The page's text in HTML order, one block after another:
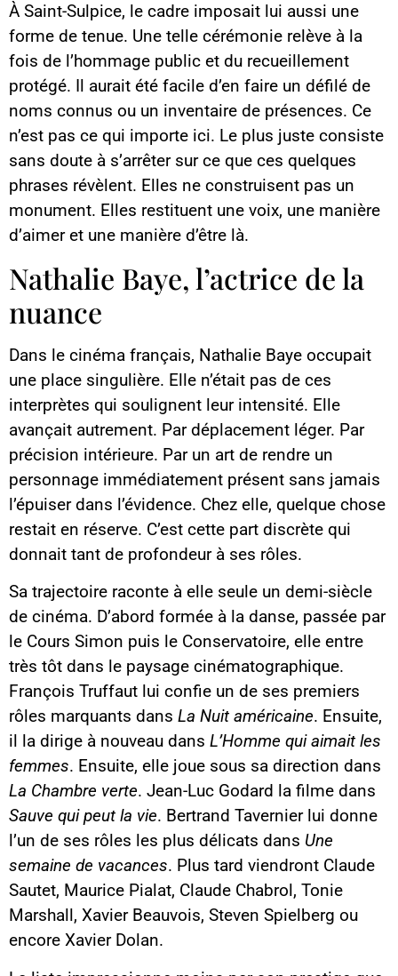
À Saint-Sulpice, le cadre imposait lui aussi une
forme de tenue. Une telle cérémonie relève à la
fois de l’hommage public et du recueillement
protégé. Il aurait été facile d’en faire un défilé de
noms connus ou un inventaire de présences. Ce
n’est pas ce qui importe ici. Le plus juste consiste
sans doute à s’arrêter sur ce que ces quelques
phrases révèlent. Elles ne construisent pas un
monument. Elles restituent une voix, une manière
d’aimer et une manière d’être là.
Nathalie Baye, l’actrice de la
nuance
Dans le cinéma français, Nathalie Baye occupait
une place singulière. Elle n’était pas de ces
interprètes qui soulignent leur intensité. Elle
avançait autrement. Par déplacement léger. Par
précision intérieure. Par un art de rendre un
personnage immédiatement présent sans jamais
l’épuiser dans l’évidence. Chez elle, quelque chose
restait en réserve. C’est cette part discrète qui
donnait tant de profondeur à ses rôles.
Sa trajectoire raconte à elle seule un demi-siècle
de cinéma. D’abord formée à la danse, passée par
le Cours Simon puis le Conservatoire, elle entre
très tôt dans le paysage cinématographique.
François Truffaut lui confie un de ses premiers
rôles marquants dans La Nuit américaine. Ensuite,
il la dirige à nouveau dans L’Homme qui aimait les
femmes. Ensuite, elle joue sous sa direction dans
La Chambre verte. Jean-Luc Godard la filme dans
Sauve qui peut la vie. Bertrand Tavernier lui donne
l’un de ses rôles les plus délicats dans Une
semaine de vacances. Plus tard viendront Claude
Sautet, Maurice Pialat, Claude Chabrol, Tonie
Marshall, Xavier Beauvois, Steven Spielberg ou
encore Xavier Dolan.